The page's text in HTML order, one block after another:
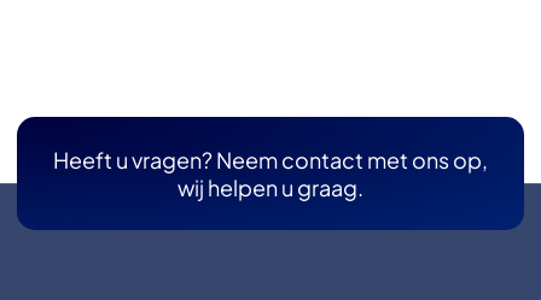
Heeft u vragen? Neem contact met ons op,
wij helpen u graag.